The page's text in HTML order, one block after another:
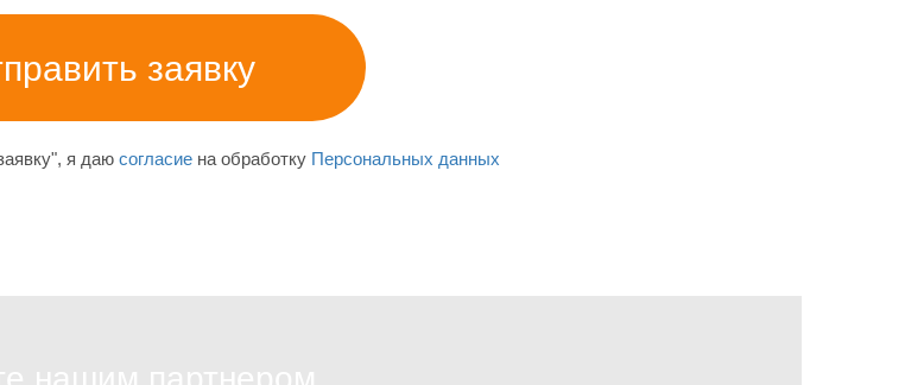
я даю согласиена обработку Персональных данных